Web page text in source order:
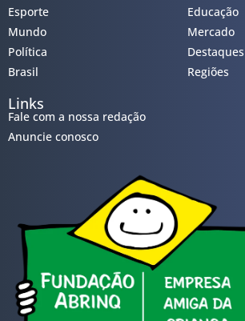
Esporte
Mundo
Política
Brasil
Educação
Mercado
Destaques
Regiões
Links
Fale com a nossa redação
Anuncie conosco